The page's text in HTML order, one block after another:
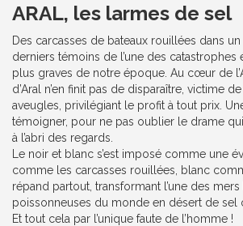
ARAL, les larmes de sel
Des carcasses de bateaux rouillées dans un
derniers témoins de l’une des
plus graves de notre époque. Au cœur de
d’Aral n’en finit pas de disparaître, victime
aveugles, privilégiant le profit à tout prix.
témoigner, pour ne pas oublier le drame qui
à l’abri des regards.
Le noir et blanc s’est imposé comme une
comme les carcasses rouillées, blanc
répand partout, transformant l’une des
poissonneuses du monde en désert de sel
Et tout cela par l’unique faute de l’homme !